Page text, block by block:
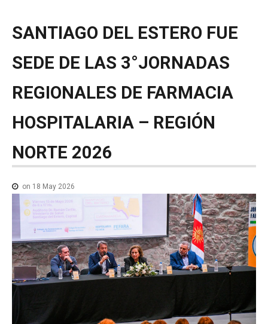
NOTICIAS MEDICAMENTOS
CONTACTO
SANTIAGO DEL ESTERO FUE
SEDE DE LAS 3°JORNADAS
REGIONALES DE FARMACIA
HOSPITALARIA – REGIÓN
NORTE 2026
on 18 May 2026